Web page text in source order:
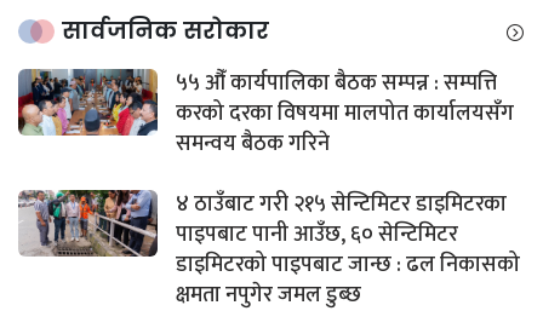
सार्वजनिक सरोकार
५५ औँ कार्यपालिका बैठक सम्पन्न : सम्पत्ति
करको दरका विषयमा मालपोत कार्यालयसँग
समन्वय बैठक गरिने
४ ठाउँबाट गरी २१५ सेन्टिमिटर डाइमिटरका
पाइपबाट पानी आउँछ, ६० सेन्टिमिटर
डाइमिटरको पाइपबाट जान्छ : ढल निकासको
क्षमता नपुगेर जमल डुब्छ